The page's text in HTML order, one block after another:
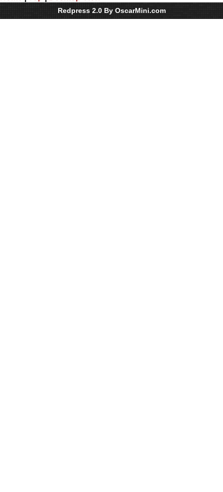
Redpress 2.0 By OscarMini.com